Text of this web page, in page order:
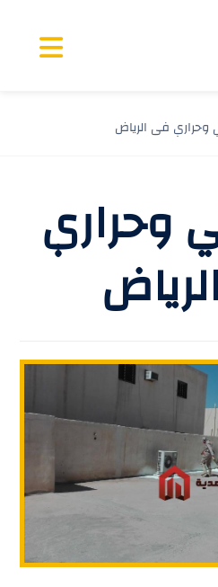
وحراري فى الرياض
وحراري